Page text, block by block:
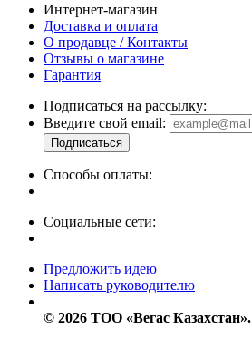
Интернет-магазин
Доставка и оплата
О продавце / Контакты
Отзывы о магазине
Гарантия
Подписаться на рассылку:
Введите свой email:
Способы оплаты:
Социальные сети:
Предложить идею
Написать руководителю
© 2026 ТОО «Вегас Казахстан».